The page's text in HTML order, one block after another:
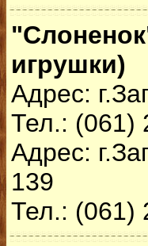
игрушки)
Адрес:
Тел.: (061)
Адрес:
139
Тел.: (061)